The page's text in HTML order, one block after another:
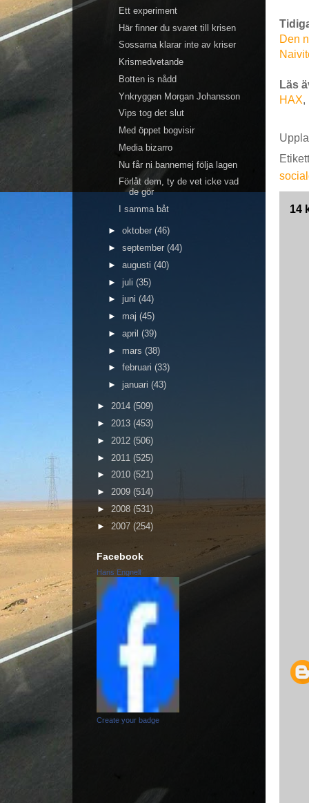
Den
Läs
HAX,
14
Ett experiment
Här finner du svaret till krisen
Sossarna klarar inte av kriser
Krismedvetande
Botten is nådd
Ynkryggen Morgan Johansson
Vips tog det slut
Med öppet bogvisir
Media bizarro
Nu får ni bannemej följa lagen
Förlåt dem, ty de vet icke vad
de gör
I samma båt
► oktober (46)
► september (44)
► augusti (40)
► juli (35)
► juni (44)
► maj (45)
► april (39)
► mars (38)
► februari (33)
► januari (43)
► 2014 (509)
► 2013 (453)
► 2012 (506)
► 2011 (525)
► 2010 (521)
► 2009 (514)
► 2008 (531)
► 2007 (254)
Facebook
Hans Engnell
Create your badge